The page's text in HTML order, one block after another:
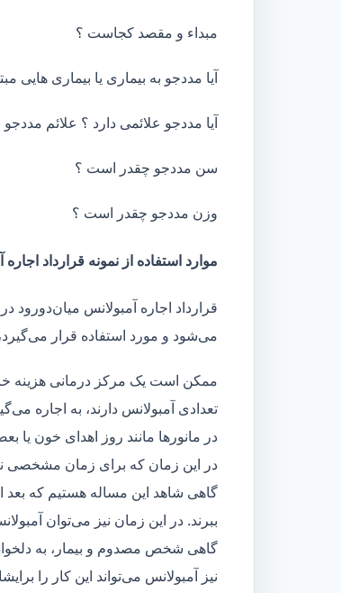
مبداء و مقصد کجاست ؟
آیا مددجو به بیماری یا بیماری هایی
آیا مددجو علائمی دارد ؟ علائم
سن مددجو چقدر است ؟
وزن مددجو چقدر است ؟
موارد استفاده از نمونه قرارداد
قرارداد اجاره آمبولانس میان‌دورود
می‌شود و مورد استفاده قرار
ممکن است یک مرکز درمانی هزینه
تعدادی آمبولانس دارند، به اجاره
در مانور‌ها مانند روز اهدای خون
در این زمان که برای زمان مشخصی
گاهی شاهد این مساله هستیم که
ببرند. در این زمان نیز می‌توان
گاهی شخص مصدوم و بیمار، به
نیز آمبولانس می‌تواند این کار را